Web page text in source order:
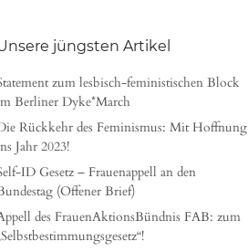
jüngsten Artikel
zum lesbisch-feministischen Block
Berliner Dyke*March
Rückkehr des Feminismus: Mit Hoffnung
Jahr 2023!
ID Gesetz – Frauenappell an den
(Offener Brief)
des FrauenAktionsBündnis FAB: zum